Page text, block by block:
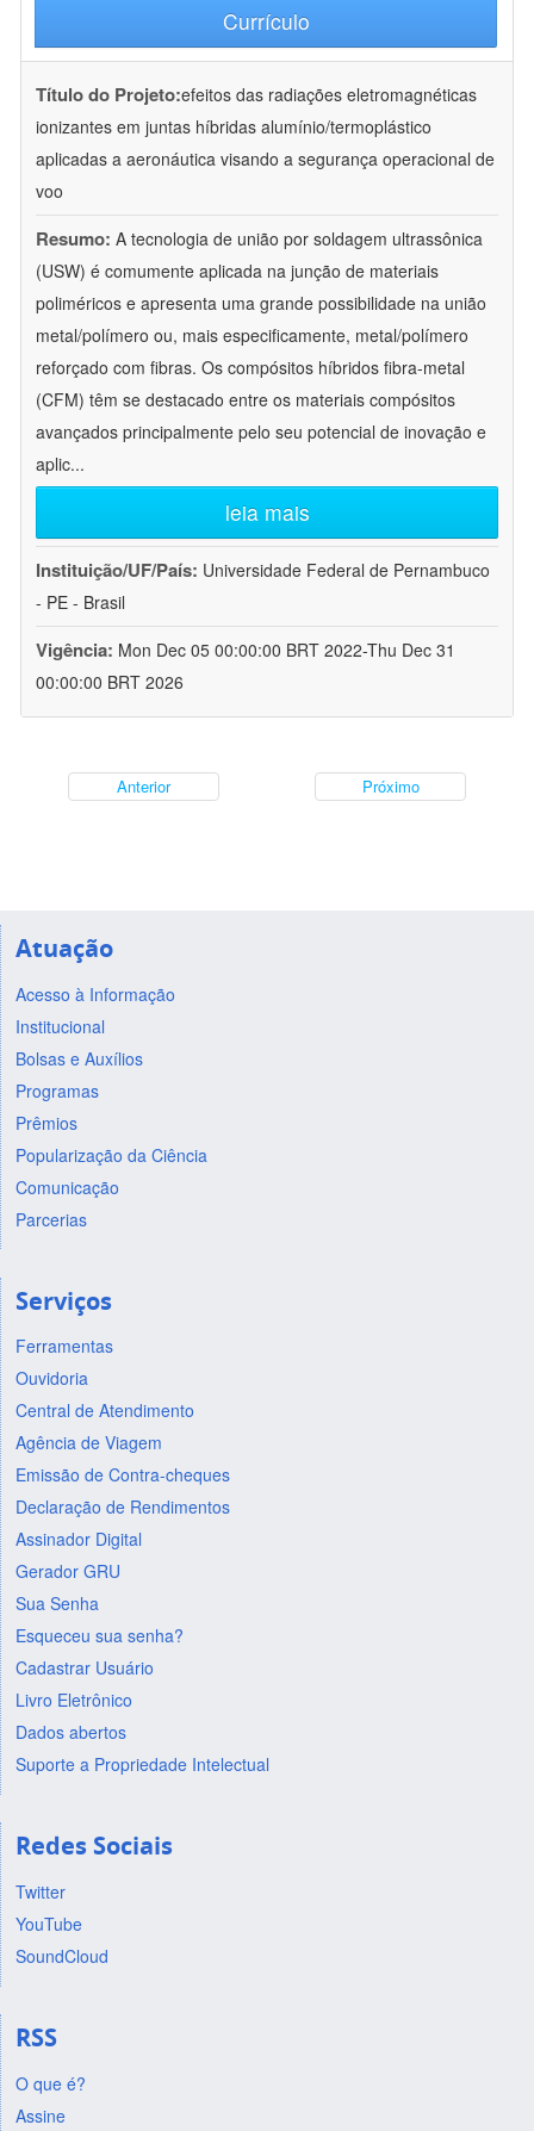
Currículo
Título do Projeto:efeitos das radiações eletromagnéticas
ionizantes em juntas híbridas alumínio/termoplástico
aplicadas a aeronáutica visando a segurança operacional de
voo
Resumo: A tecnologia de união por soldagem ultrassônica
(USW) é comumente aplicada na junção de materiais
poliméricos e apresenta uma grande possibilidade na união
metal/polímero ou, mais especificamente, metal/polímero
reforçado com fibras. Os compósitos híbridos fibra-metal
(CFM) têm se destacado entre os materiais compósitos
avançados principalmente pelo seu potencial de inovação e
aplic...
leia mais
Instituição/UF/País: Universidade Federal de Pernambuco
- PE - Brasil
Vigência: Mon Dec 05 00:00:00 BRT 2022-Thu Dec 31
00:00:00 BRT 2026
Anterior Próximo
Atuação
Acesso à Informação
Institucional
Bolsas e Auxílios
Programas
Prêmios
Popularização da Ciência
Comunicação
Parcerias
Serviços
Ferramentas
Ouvidoria
Central de Atendimento
Agência de Viagem
Emissão de Contra-cheques
Declaração de Rendimentos
Assinador Digital
Gerador GRU
Sua Senha
Esqueceu sua senha?
Cadastrar Usuário
Livro Eletrônico
Dados abertos
Suporte a Propriedade Intelectual
Redes Sociais
Twitter
YouTube
SoundCloud
RSS
O que é?
Assine